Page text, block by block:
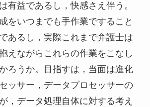
有益であるし，快感さえ伴う。
をいつまでも手作業ですること
あるし，実際これまで弁護士は
えながらこれらの作業をこなし
ろうか。目指すは，当面は進化
ッサー，データプロセッサーの
，データ処理自体に対する考え